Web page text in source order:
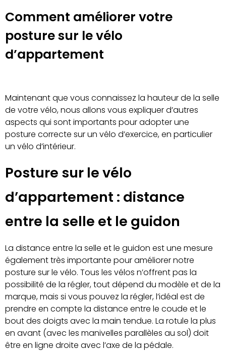
Comment améliorer votre
posture sur le vélo
d’appartement
Maintenant que vous connaissez la hauteur de la selle
de votre vélo, nous allons vous expliquer d’autres
aspects qui sont importants pour adopter une
posture correcte sur un vélo d’exercice, en particulier
un vélo d’intérieur.
Posture sur le vélo
d’appartement : distance
entre la selle et le guidon
La distance entre la selle et le guidon est une mesure
également très importante pour améliorer notre
posture sur le vélo. Tous les vélos n’offrent pas la
possibilité de la régler, tout dépend du modèle et de la
marque, mais si vous pouvez la régler, l’idéal est de
prendre en compte la distance entre le coude et le
bout des doigts avec la main tendue. La rotule la plus
en avant (avec les manivelles parallèles au sol) doit
être en ligne droite avec l’axe de la pédale.